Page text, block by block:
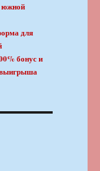
южной
для
бонус и
выигрыша